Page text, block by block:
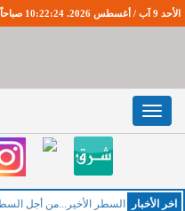
الأحد 9 آب / أغسطس 2026. 10:22:25 صباحاً
Toggle
navigation
اخر اﻷخبار